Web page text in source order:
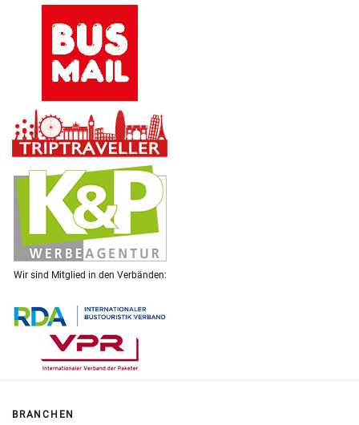
Wir sind Mitglied in den Verbänden:
BRANCHEN